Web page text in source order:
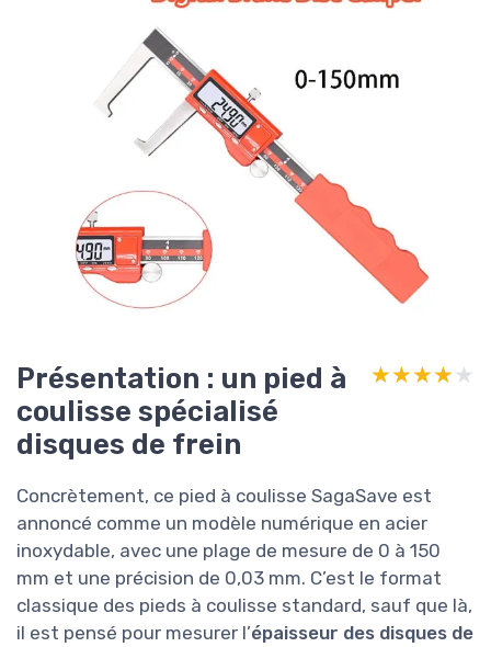
Présentation : un pied à
coulisse spécialisé
disques de frein
★★★★★
★★★★★
Concrètement, ce pied à coulisse SagaSave est
annoncé comme un modèle numérique en acier
inoxydable, avec une plage de mesure de 0 à 150
mm et une précision de 0,03 mm. C’est le format
classique des pieds à coulisse standard, sauf que là,
il est pensé pour mesurer l’épaisseur des disques de